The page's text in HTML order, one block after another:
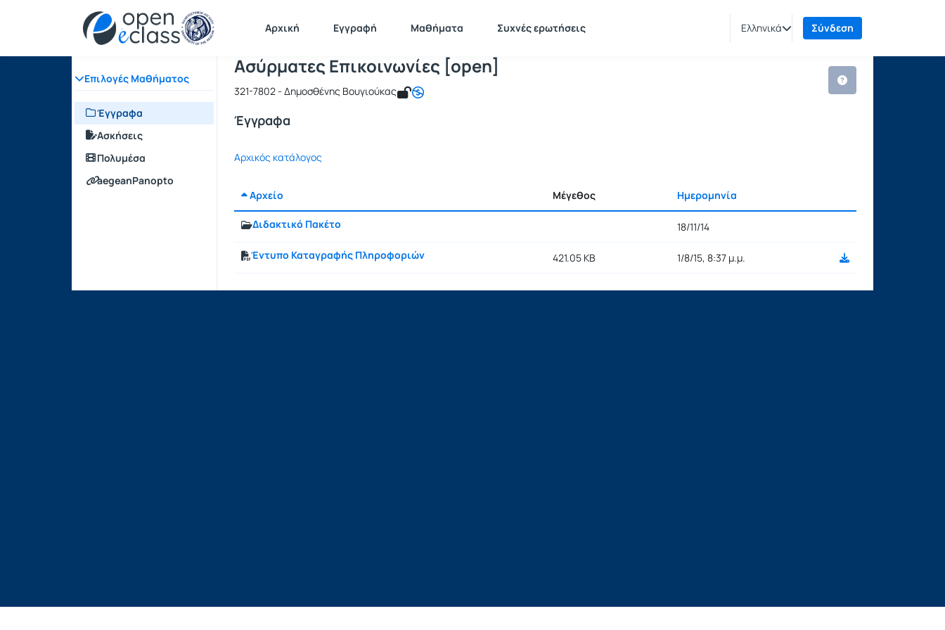
Αρχική Εγγραφή Μαθήματα Συχνές ερωτήσεις Ελληνικά Σύνδεση
Επιλογές Μαθήματος
Έγγραφα
Ασκήσεις
Πολυμέσα
aegeanPanopto
Αρχική Σελίδα Ασύρματες Επικοινωνίες [open] Έγγραφα
Μάθημα : Ασύρματες Επικοινωνίες [open]
Κωδικός : ICSD123
Ασύρματες Επικοινωνίες [open]
321-7802 - Δημοσθένης Βουγιούκας
Έγγραφα
Αρχικός κατάλογος
Αρχείο Μέγεθος Ημερομηνία
Διδακτικό Πακέτο
18/11/14
Έντυπο Καταγραφής Πληροφοριών 421.05 KB 1/8/15, 8:37 μ.μ.